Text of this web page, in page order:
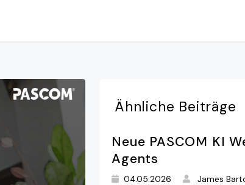
Ähnliche Beiträge
Neue PASCOM KI
Agents
04.05.2026 James